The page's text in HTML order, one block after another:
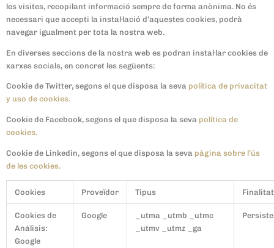
les visites, recopilant informació sempre de forma anònima. No és
necessari que accepti la instal·lació d’aquestes cookies, podrà
navegar igualment per tota la nostra web.
En diverses seccions de la nostra web es podran instal·lar cookies de
xarxes socials, en concret les següents:
Cookie de Twitter, segons el que disposa la seva política de privacitat
y uso de cookies.
Cookie de Facebook, segons el que disposa la seva política de
cookies.
Cookie de Linkedin, segons el que disposa la seva pàgina sobre l’ús
de les cookies.
Cookies Proveïdor Tipus Finalitat
Cookies de
Análisis:
Google
Google
_utma _utmb _utmc
_utmv _utmz _ga